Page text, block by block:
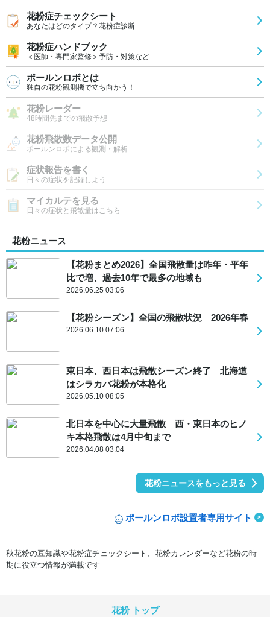
花粉症チェックシート
あなたはどのタイプ？花粉症診断
花粉症ハンドブック
＜医師・専門家監修＞予防・対策など
ポールンロボとは
独自の花粉観測機で立ち向かう！
花粉レーダー
48時間先までの飛散予想
花粉飛散数データ公開
ポールンロボによる観測・解析
症状報告を書く
日々の症状を記録しよう
マイカルテを見る
日々の症状と飛散量はこちら
花粉ニュース
【花粉まとめ2026】全国飛散量は昨年・平年
比で増、過去10年で最多の地域も
2026.06.25 03:06
【花粉シーズン】全国の飛散状況 2026年春
2026.06.10 07:06
東日本、西日本は飛散シーズン終了 北海道
はシラカバ花粉が本格化
2026.05.10 08:05
北日本を中心に大量飛散 西・東日本のヒノ
キ本格飛散は4月中旬まで
2026.04.08 03:04
花粉ニュースをもっと見る
ポールンロボ設置者専用サイト
秋花粉の豆知識や花粉症チェックシート、花粉カレンダーなど花粉の時
期に役立つ情報が満載です
花粉 トップ